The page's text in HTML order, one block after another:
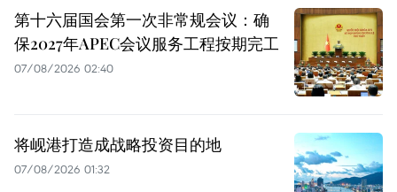
第十六届国会第一次非常规会议：确
保2027年APEC会议服务工程按期完工
07/08/2026 02:40
将岘港打造成战略投资目的地
07/08/2026 01:32